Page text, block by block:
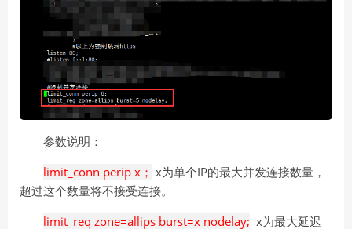
参数说明：
limit_conn perip x； x为单个IP的最大并发连接数量，
超过这个数量将不接受连接。
limit_req zone=allips burst=x nodelay; x为最大延迟